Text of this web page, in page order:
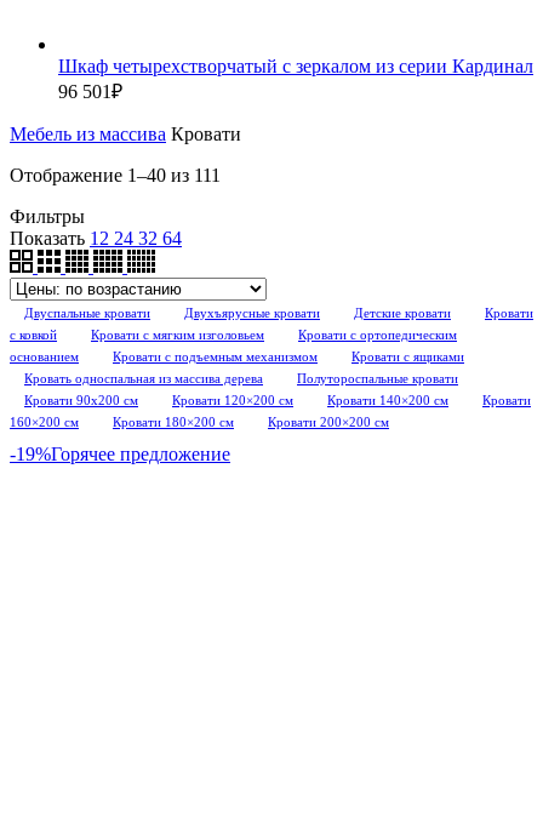
Шкаф четырехстворчатый с зеркалом из серии Кардинал
96 501₽
Мебель из массива Кровати
Отображение 1–40 из 111
Фильтры
Показать 12 24 32 64
Двуспальные кровати Двухъярусные кровати Детские кровати
Кровати
с ковкой
Кровати с мягким изголовьем
Кровати с ортопедическим
основанием
Кровати с подъемным механизмом
Кровати с ящиками
Кровать односпальная из массива дерева
Полутороспальные кровати
Кровати 90х200 см
Кровати 120×200 см Кровати 140×200 см
Кровати
160×200 см
Кровати 180×200 см Кровати 200×200 см
-19%Горячее предложение